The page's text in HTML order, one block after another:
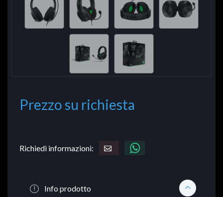
Prezzo su richiesta
Richiedi informazioni:
Info prodotto